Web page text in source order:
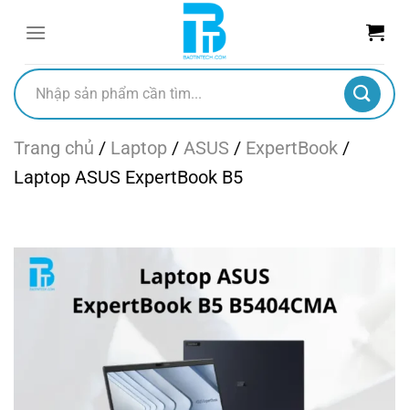
dungTìm
kiếm:
Trang chủ / Laptop / ASUS / ExpertBook /
Laptop ASUS ExpertBook B5